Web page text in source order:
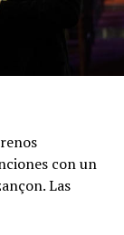
con un
Las